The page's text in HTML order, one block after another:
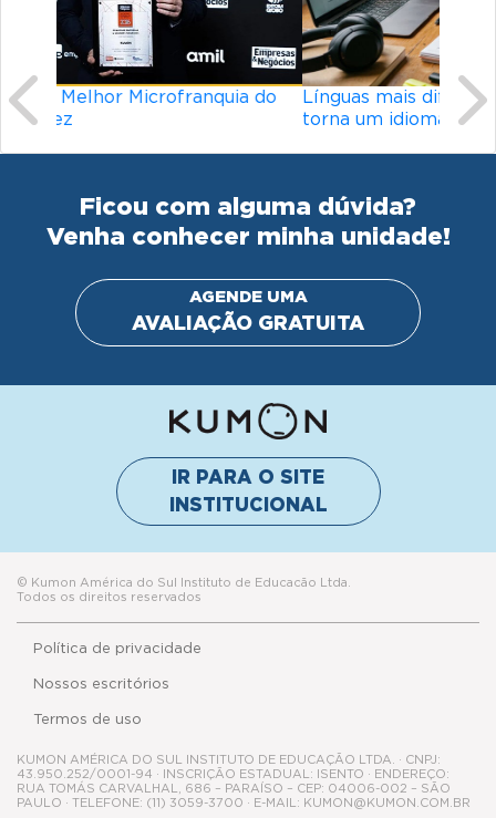
Línguas mais difíceis do mundo: o que
torna um idioma desafiador?
Ficou com alguma dúvida?
Venha conhecer minha unidade!
AGENDE UMA
AVALIAÇÃO GRATUITA
IR PARA O SITE
INSTITUCIONAL
© Kumon América do Sul Instituto de Educacão Ltda.
Todos os direitos reservados
Política de privacidade
Termos de uso
Nossos escritórios
KUMON AMÉRICA DO SUL INSTITUTO DE EDUCAÇÃO LTDA. · CNPJ:
43.950.252/0001-94 · INSCRIÇÃO ESTADUAL: ISENTO · ENDEREÇO:
RUA TOMÁS CARVALHAL, 686 – PARAÍSO – CEP: 04006-002 – SÃO
PAULO · TELEFONE: (11) 3059-3700 · E-MAIL: KUMON@KUMON.COM.BR